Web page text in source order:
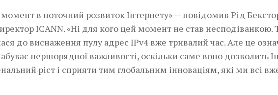
в поточний розвиток Інтернету» — повідомив Рід
ICANN. «Ні для кого цей момент не став несподіванкою.
до виснаження пулу адрес IPv4 вже тривалий час. Але це
першорядної важливості, оскільки саме воно дозволить
ріст і сприяти тим глобальним інноваціям, які ми всі